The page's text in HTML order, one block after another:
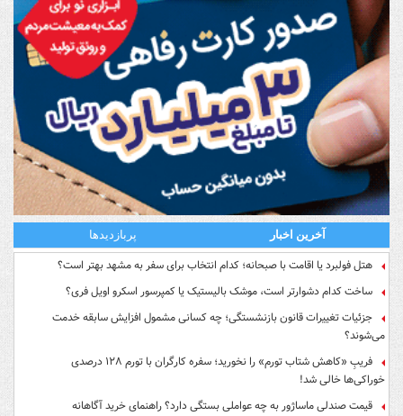
آخرین اخبار پربازدیدها
هتل فولبرد یا اقامت با صبحانه؛ کدام انتخاب برای سفر به مشهد بهتر است؟
ساخت کدام دشوارتر است، موشک بالیستیک یا کمپرسور اسکرو اویل فری؟
جزئیات تغییرات قانون بازنشستگی؛ چه کسانی مشمول افزایش سابقه خدمت
می‌شوند؟
فریبِ «کاهش شتاب تورم» را نخورید؛ سفره کارگران با تورم ۱۲۸ درصدی
خوراکی‌ها خالی شد!
قیمت صندلی ماساژور به چه عواملی بستگی دارد؟ راهنمای خرید آگاهانه